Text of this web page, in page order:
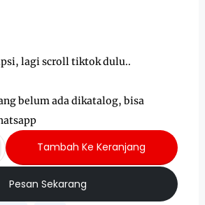
lagi scroll tiktok dulu..
belum ada dikatalog, bisa
Tambah Ke Keranjang
Pesan Sekarang